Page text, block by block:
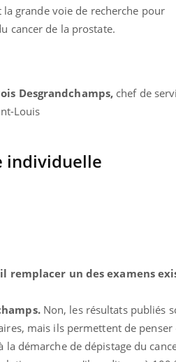
grande voie de recherche pour
cancer de la prostate.
Desgrandchamps, chef de
Louis
individuelle
remplacer un des examens
Non, les résultats publiés
mais ils permettent de penser
la démarche de dépistage du